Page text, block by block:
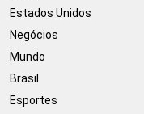
Estados Unidos
Negócios
Mundo
Brasil
Esportes